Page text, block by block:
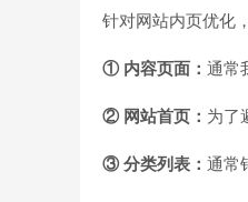
针对网站内页优化
① 内容页面： 通常
② 网站首页： 为了
③ 分类列表： 通常